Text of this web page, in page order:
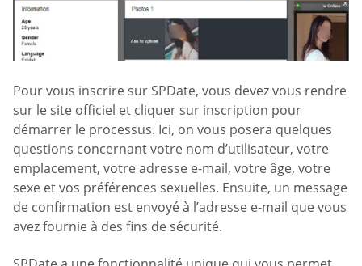
Pour vous inscrire sur SPDate, vous devez vous rendre
sur le site officiel et cliquer sur inscription pour
démarrer le processus. Ici, on vous posera quelques
questions concernant votre nom d’utilisateur, votre
emplacement, votre adresse e-mail, votre âge, votre
sexe et vos préférences sexuelles. Ensuite, un message
de confirmation est envoyé à l’adresse e-mail que vous
avez fournie à des fins de sécurité.